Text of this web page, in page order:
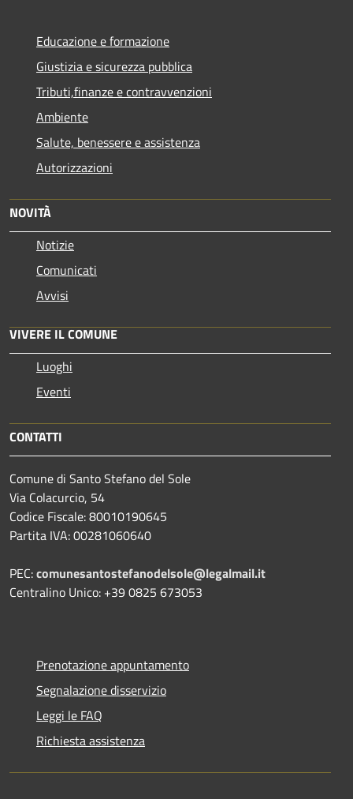
Educazione e formazione
Giustizia e sicurezza pubblica
Tributi,finanze e contravvenzioni
Ambiente
Salute, benessere e assistenza
Autorizzazioni
NOVITÀ
Notizie
Comunicati
Avvisi
VIVERE IL COMUNE
Luoghi
Eventi
CONTATTI
Comune di Santo Stefano del Sole
Via Colacurcio, 54
Codice Fiscale: 80010190645
Partita IVA: 00281060640
PEC:comunesantostefanodelsole@legalmail.it
Centralino Unico: +39 0825 673053
Prenotazione appuntamento
Segnalazione disservizio
Leggi le FAQ
Richiesta assistenza